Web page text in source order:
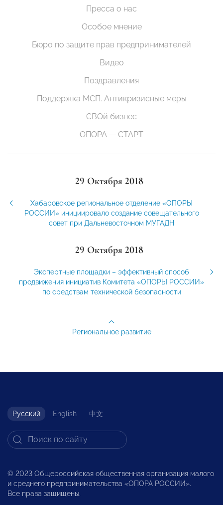
Пресса о нас
Особое мнение
Бюро по защите прав предпринимателей
Видео
Поздравления
Поддержка МСП. Антикризисные меры
СВОй бизнес
ОПОРА — СТАРТ
29 Октября 2018
Хабаровское региональное отделение «ОПОРЫ
РОССИИ» инициировало создание совещательного
совет при Дальневосточном МУГАДН
29 Октября 2018
Экспертные площадки – эффективный способ
продвижения инициатив Комитета «ОПОРЫ РОССИИ»
по средствам технической безопасности
Региональное развитие
Русский English 中文
© 2023 Общероссийская общественная организация малого
и среднего предпринимательства «ОПОРА РОССИИ».
Все права защищены.